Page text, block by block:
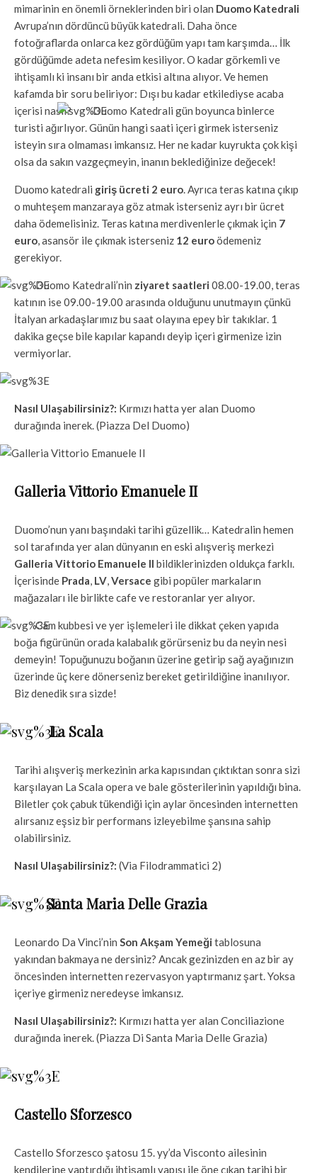
mimarinin en önemli örneklerinden biri olan Duomo Katedrali
Avrupa’nın dördüncü büyük katedrali. Daha önce
fotoğraflarda onlarca kez gördüğüm yapı tam karşımda… İlk
gördüğümde adeta nefesim kesiliyor. O kadar görkemli ve
ihtişamlı ki insanı bir anda etkisi altına alıyor. Ve hemen
kafamda bir soru beliriyor: Dışı bu kadar etkilediyse acaba
içerisi nasıl?
Duomo Katedrali gün boyunca binlerce
turisti ağırlıyor. Günün hangi saati içeri girmek isterseniz
isteyin sıra olmaması imkansız. Her ne kadar kuyrukta çok kişi
olsa da sakın vazgeçmeyin, inanın beklediğinize değecek!
Duomo katedrali giriş ücreti 2 euro. Ayrıca teras katına çıkıp
o muhteşem manzaraya göz atmak isterseniz ayrı bir ücret
daha ödemelisiniz. Teras katına merdivenlerle çıkmak için 7
euro, asansör ile çıkmak isterseniz 12 euroödemeniz
gerekiyor.
Duomo Katedrali’nin ziyaret saatleri 08.00-19.00, teras
katının ise 09.00-19.00 arasında olduğunu unutmayın çünkü
İtalyan arkadaşlarımız bu saat olayına epey bir takıklar. 1
dakika geçse bile kapılar kapandı deyip içeri girmenize izin
vermiyorlar.
Nasıl Ulaşabilirsiniz?: Kırmızı hatta yer alan Duomo
durağında inerek. (Piazza Del Duomo)
Galleria Vittorio Emanuele II
Duomo’nun yanı başındaki tarihi güzellik… Katedralin hemen
sol tarafında yer alan dünyanın en eski alışveriş merkezi
Galleria Vittorio Emanuele II bildiklerinizden oldukça farklı.
İçerisinde Prada, LV,Versace gibi popüler markaların
mağazaları ile birlikte cafe ve restoranlar yer alıyor.
Cam kubbesi ve yer işlemeleri ile dikkat çeken yapıda
boğa figürünün orada kalabalık görürseniz bu da neyin nesi
demeyin! Topuğunuzu boğanın üzerine getirip sağ ayağınızın
üzerinde üç kere dönerseniz bereket getirildiğine inanılıyor.
Biz denedik sıra sizde!
La Scala
Tarihi alışveriş merkezinin arka kapısından çıktıktan sonra sizi
karşılayan La Scala opera ve bale gösterilerinin yapıldığı bina.
Biletler çok çabuk tükendiği için aylar öncesinden internetten
alırsanız eşsiz bir performans izleyebilme şansına sahip
olabilirsiniz.
Nasıl Ulaşabilirsiniz?: (Via Filodrammatici 2)
Santa Maria Delle Grazia
Leonardo Da Vinci’nin Son Akşam Yemeği tablosuna
yakından bakmaya ne dersiniz? Ancak gezinizden en az bir ay
öncesinden internetten rezervasyon yaptırmanız şart. Yoksa
içeriye girmeniz neredeyse imkansız.
Nasıl Ulaşabilirsiniz?: Kırmızı hatta yer alan Conciliazione
durağında inerek. (Piazza Di Santa Maria Delle Grazia)
Castello Sforzesco
Castello Sforzesco şatosu 15. yy’da Visconto ailesinin
kendilerine yaptırdığı ihtişamlı yapısı ile öne çıkan tarihi bir